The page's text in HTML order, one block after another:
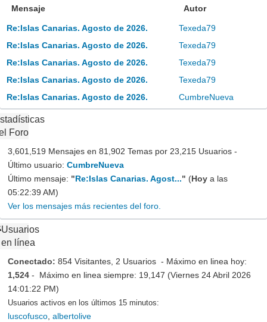
Mensaje Autor
Re:Islas Canarias. Agosto de 2026.
Texeda79
Re:Islas Canarias. Agosto de 2026.
Texeda79
Re:Islas Canarias. Agosto de 2026.
Texeda79
Re:Islas Canarias. Agosto de 2026.
Texeda79
Re:Islas Canarias. Agosto de 2026.
CumbreNueva
Foro
3,601,519 Mensajes en 81,902 Temas por 23,215 Usuarios -
Último usuario: CumbreNueva
Último mensaje: "Re:Islas Canarias. Agost..." (Hoy a las
05:22:39 AM)
Ver los mensajes más recientes del foro.
Usuarios
en línea
Conectado: 854 Visitantes, 2 Usuarios - Máximo en linea hoy:
1,524 - Máximo en linea siempre: 19,147 (Viernes 24 Abril 2026
14:01:22 PM)
Usuarios activos en los últimos 15 minutos:
luscofusco albertolive